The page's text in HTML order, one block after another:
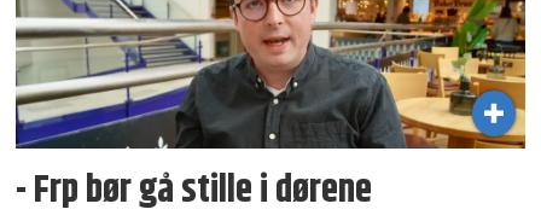
- Frp bør gå stille i dørene